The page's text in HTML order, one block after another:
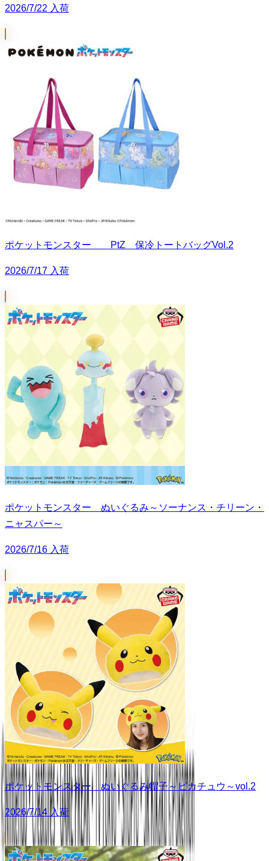
2026/7/22 入荷
ポケットモンスター PtZ 保冷トートバッグVol.2
2026/7/17 入荷
ポケットモンスター ぬいぐるみ～ソーナンス・チリーン・
ニャスパー～
2026/7/16 入荷
ポケットモンスター ぬいぐるみ帽子～ピカチュウ～vol.2
2026/7/14 入荷